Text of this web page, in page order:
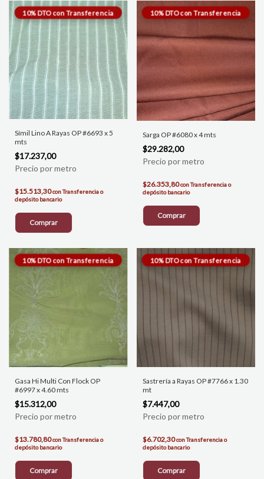
Símil Lino A Rayas OP #6693 x 5
mts
$17.237,00
$15.513,30conTransferencia o
depósito bancario
Comprar
Sarga OP #6080 x 4 mts
$29.282,00
$26.353,80conTransferencia o
depósito bancario
Comprar
Gasa Hi Multi Con Flock OP
#6997 x 4.60 mts
$15.312,00
$13.780,80conTransferencia o
depósito bancario
Comprar
Sastrería a Rayas OP #7766 x 1.30
mt
$7.447,00
$6.702,30conTransferencia o
depósito bancario
Comprar